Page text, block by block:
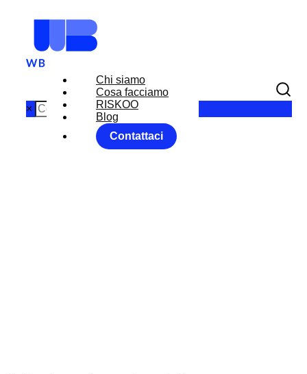
Chi siamo
Cosa facciamo
RISKOO
Blog
Contattaci
×
Waiting for